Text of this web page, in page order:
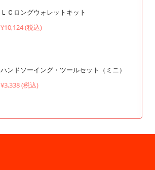
ＬＣロングウォレットキット
¥10,124 (税込)
ハンドソーイング・ツールセット（ミニ）
¥3,338 (税込)